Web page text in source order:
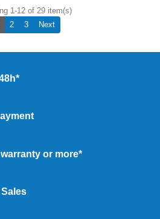
1-12 of 29 item(s)
2 3 NextNext
or more*